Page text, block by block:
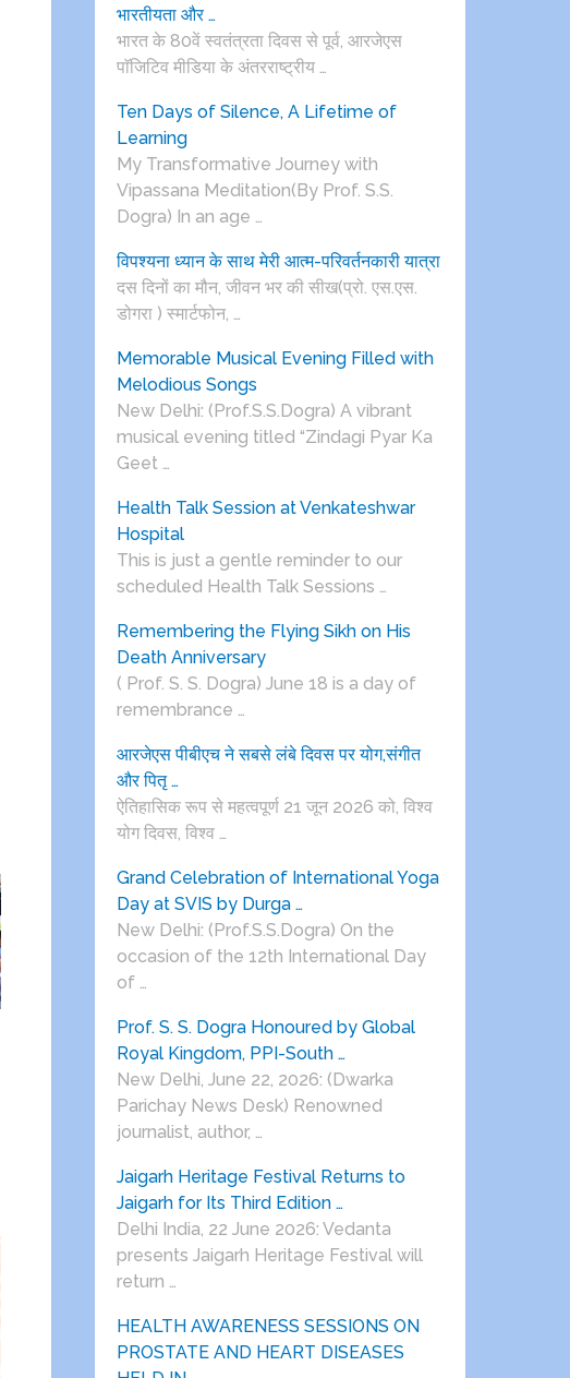
भारतीयता और …
भारत के 80वें स्वतंत्रता दिवस से पूर्व, आरजेएस
पाॅजिटिव मीडिया के अंतरराष्ट्रीय …
Ten Days of Silence, A Lifetime of
Learning
My Transformative Journey with
Vipassana Meditation(By Prof. S.S.
Dogra) In an age …
विपश्यना ध्यान के साथ मेरी आत्म-परिवर्तनकारी यात्रा
दस दिनों का मौन, जीवन भर की सीख(प्रो. एस.एस.
डोगरा ) स्मार्टफोन, …
Memorable Musical Evening Filled with
Melodious Songs
New Delhi: (Prof.S.S.Dogra) A vibrant
musical evening titled “Zindagi Pyar Ka
Geet …
Health Talk Session at Venkateshwar
Hospital
This is just a gentle reminder to our
scheduled Health Talk Sessions …
Remembering the Flying Sikh on His
Death Anniversary
( Prof. S. S. Dogra) June 18 is a day of
remembrance …
आरजेएस पीबीएच ने सबसे लंबे दिवस पर योग,संगीत
और पितृ …
ऐतिहासिक रूप से महत्वपूर्ण 21 जून 2026 को, विश्व
योग दिवस, विश्व …
Grand Celebration of International Yoga
Day at SVIS by Durga …
New Delhi: (Prof.S.S.Dogra) On the
occasion of the 12th International Day
of …
Prof. S. S. Dogra Honoured by Global
Royal Kingdom, PPI-South …
New Delhi, June 22, 2026: (Dwarka
Parichay News Desk) Renowned
journalist, author, …
Jaigarh Heritage Festival Returns to
Jaigarh for Its Third Edition …
Delhi India, 22 June 2026: Vedanta
presents Jaigarh Heritage Festival will
return …
HEALTH AWARENESS SESSIONS ON
PROSTATE AND HEART DISEASES